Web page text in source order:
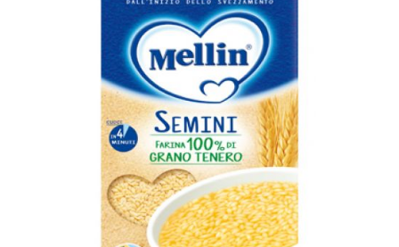
Anticellulite e Fanghi: Sconto fino al 40% valido
oggi!